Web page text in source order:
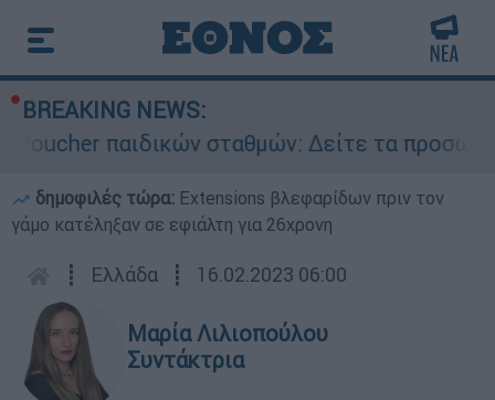
BREAKING NEWS:
παιδικών σταθμών: Δείτε τα προσωρινά
δημοφιλές τώρα: Extensions βλεφαρίδων πριν τον
γάμο κατέληξαν σε εφιάλτη για 26χρονη
┋ Ελλάδα ┋ 16.02.2023 06:00
Μαρία Λιλιοπούλου
Συντάκτρια